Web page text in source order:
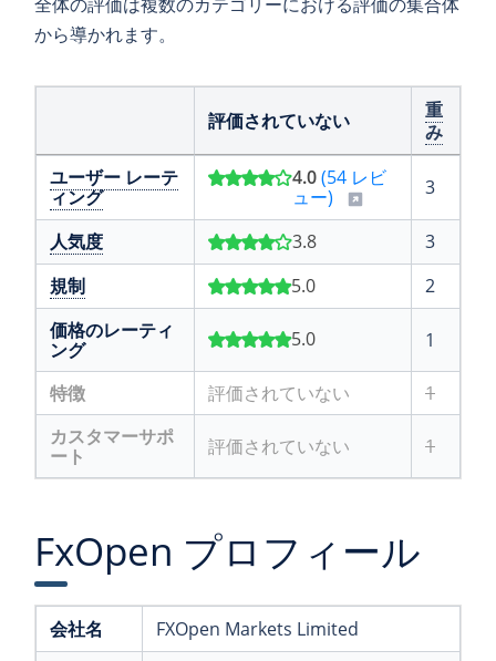
から導かれます。
評価されていない
重
み
ユーザー レーテ
ィング
4.0(54 レビ
ュー)
3
人気度 3.8
3
規制
5.0
2
価格のレーティ
ング
5.0 1
特徴 評価されていない
1
カスタマーサポ
ート
評価されていない 1
FxOpen プロフィール
会社名 FXOpen Markets Limited